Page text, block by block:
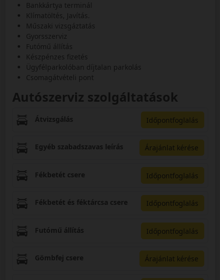
Bankkártya terminál
Klímatöltés, Javítás.
Műszaki vizsgáztatás
Gyorsszerviz
Futómű állítás
Készpénzes fizetés
Ügyfélparkolóban díjtalan parkolás
Csomagátvételi pont
Autószerviz szolgáltatások
Átvizsgálás Időpontfoglalás
Egyéb szabadszavas leírás Árajánlat kérése
Fékbetét csere Időpontfoglalás
Fékbetét és féktárcsa csere Időpontfoglalás
Futómű állítás Időpontfoglalás
Gömbfej csere Árajánlat kérése